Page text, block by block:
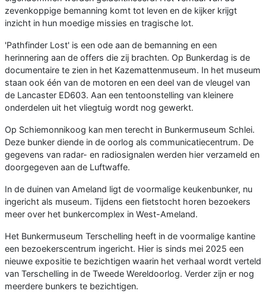
zevenkoppige bemanning komt tot leven en de kijker krijgt
inzicht in hun moedige missies en tragische lot.
'Pathfinder Lost' is een ode aan de bemanning en een
herinnering aan de offers die zij brachten. Op Bunkerdag is de
documentaire te zien in het Kazemattenmuseum. In het museum
staan ook één van de motoren en een deel van de vleugel van
de Lancaster ED603. Aan een tentoonstelling van kleinere
onderdelen uit het vliegtuig wordt nog gewerkt.
Op Schiemonnikoog kan men terecht in Bunkermuseum Schlei.
Deze bunker diende in de oorlog als communicatiecentrum. De
gegevens van radar- en radiosignalen werden hier verzameld en
doorgegeven aan de Luftwaffe.
In de duinen van Ameland ligt de voormalige keukenbunker, nu
ingericht als museum. Tijdens een fietstocht horen bezoekers
meer over het bunkercomplex in West-Ameland.
Het Bunkermuseum Terschelling heeft in de voormalige kantine
een bezoekerscentrum ingericht. Hier is sinds mei 2025 een
nieuwe expositie te bezichtigen waarin het verhaal wordt verteld
van Terschelling in de Tweede Wereldoorlog. Verder zijn er nog
meerdere bunkers te bezichtigen.